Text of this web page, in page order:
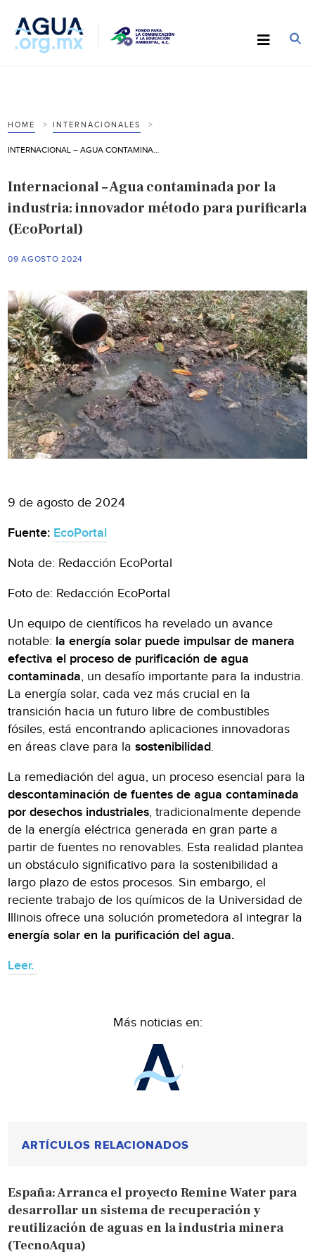
HOME INTERNACIONALES
Internacional – Agua contaminada por la
industria: innovador método para purificarla
(EcoPortal)
09 AGOSTO 2024
9 de agosto de 2024
Fuente: EcoPortal
Nota de: Redacción EcoPortal
Foto de: Redacción EcoPortal
Un equipo de científicos ha revelado un avance
notable: la energía solar puede impulsar de manera
efectiva el proceso de purificación de agua
contaminada, un desafío importante para la industria.
La energía solar, cada vez más crucial en la
transición hacia un futuro libre de combustibles
fósiles, está encontrando aplicaciones innovadoras
en áreas clave para lasostenibilidad.
La remediación del agua, un proceso esencial para la
descontaminación de fuentes de agua contaminada
por desechos industriales, tradicionalmente depende
de la energía eléctrica generada en gran parte a
partir de fuentes no renovables. Esta realidad plantea
un obstáculo significativo para la sostenibilidad a
largo plazo de estos procesos. Sin embargo, el
reciente trabajo de los químicos de la Universidad de
Illinois ofrece una solución prometedora al integrar la
energía solar en la purificación del agua.
Leer.
Más noticias en:
ARTÍCULOS RELACIONADOS
España: Arranca el proyecto Remine Water para
desarrollar un sistema de recuperación y
reutilización de aguas en la industria minera
(TecnoAqua)